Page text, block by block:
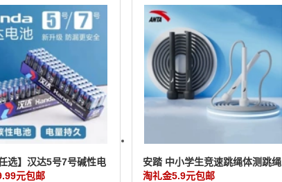
选】汉达5号7号碱性电
元包邮
安踏 中小学生竞速跳绳体测跳绳
淘礼金5.9元包邮